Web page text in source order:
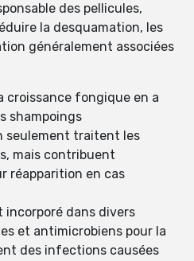
des pellicules,
la desquamation, les
généralement associées
croissance fongique en a
shampoings
seulement traitent les
mais contribuent
réapparition en cas
incorporé dans divers
et antimicrobiens pour la
des infections causées